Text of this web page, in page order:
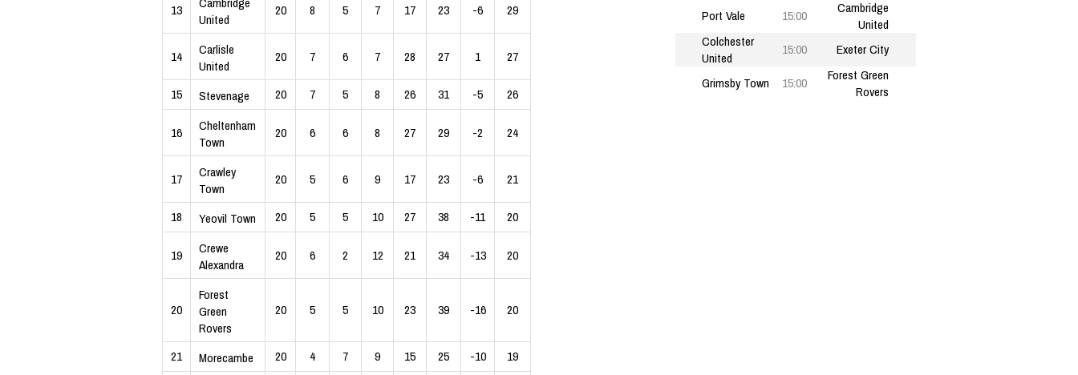
13
United
20 8 5 7 17 23 -6 29
14
Carlisle
United
20 7 6 7 28 27 1 27
15 Stevenage 20 7 5 8 26 31 -5 26
16
Cheltenham
Town
20 6 6 8 27 29 -2 24
17
Crawley
Town
20 5 6 9 17 23 -6 21
18 Yeovil Town 20 5 5 10 27 38 -11 20
19
Crewe
Alexandra
20 6 2 12 21 34 -13 20
20
Forest
Green
Rovers
20 5 5 10 23 39 -16 20
21 Morecambe 20 4 7 9 15 25 -10
19
Port Vale
15:00
Cambridge
United
Colchester
United
15:00
Exeter City
Grimsby Town
15:00
Forest Green
Rovers